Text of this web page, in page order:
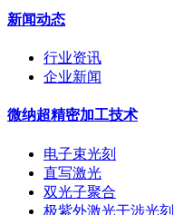
新闻动态
行业资讯
企业新闻
微纳超精密加工技术
电子束光刻
直写激光
双光子聚合
极紫外激光干涉光刻